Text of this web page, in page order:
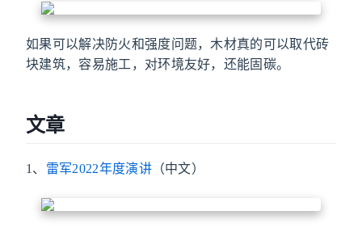
如果可以解决防火和强度问题，木材真的可以取代砖
块建筑，容易施工，对环境友好，还能固碳。
文章
1、 雷军2022年度演讲（中文）